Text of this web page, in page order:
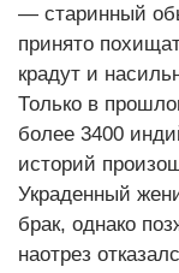
— старинный
принято
крадут и
Только в
более 3400
историй
Украденный
брак, однако
наотрез